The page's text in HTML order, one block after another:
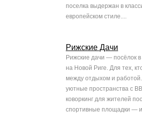
поселка выдержан в
европейском стиле....
Рижские Дачи
Рижские дачи — посёлок
на Новой Риге. Для тех,
между отдыхом и
уютные пространства с
коворкинг для жителей
спортивные площадки —